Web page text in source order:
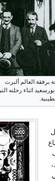
العالم ألبرت
اثناء رحلته